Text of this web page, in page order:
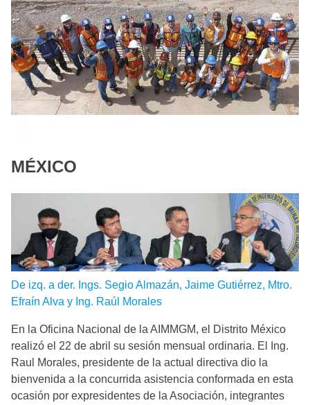
MÉXICO
De izq. a der. Ings. Segio Almazán, Jaime Gutiérrez, Mtro.
Efraín Alva y Ing. Raúl Morales
En la Oficina Nacional de la AIMMGM, el Distrito México
realizó el 22 de abril su sesión mensual ordinaria. El Ing.
Raul Morales, presidente de la actual directiva dio la
bienvenida a la concurrida asistencia conformada en esta
ocasión por expresidentes de la Asociación, integrantes